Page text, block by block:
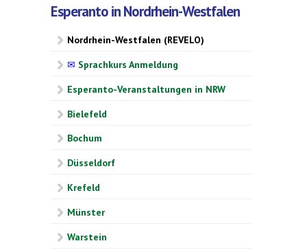
Esperanto in Nordrhein-Westfalen
Nordrhein-Westfalen (REVELO)
✉ Sprachkurs Anmeldung
Esperanto-Veranstaltungen in NRW
Bielefeld
Bochum
Düsseldorf
Krefeld
Münster
Warstein